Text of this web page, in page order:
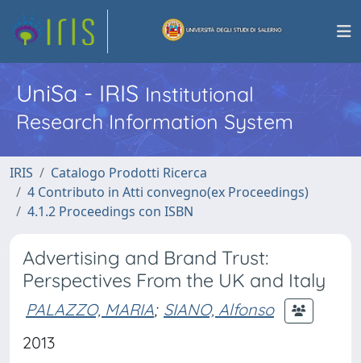
UniSa - IRISInstitutional
Research Information System
IRIS
Catalogo Prodotti Ricerca
4 Contributo in Atti convegno(ex Proceedings)
4.1.2 Proceedings con ISBN
Advertising and Brand Trust:
Perspectives From the UK and Italy
PALAZZO, MARIA; SIANO, Alfonso
2013